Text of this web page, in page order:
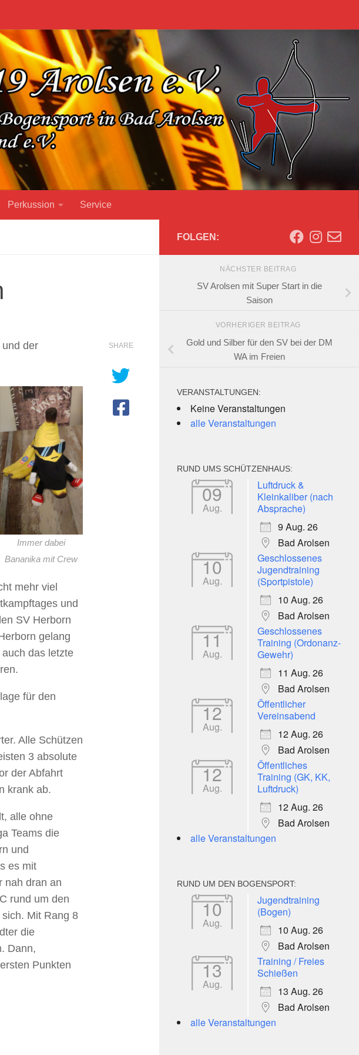
Perkussion Service
der
Immer dabei
Bananika mit Crew
mehr viel
und
SV Herborn
gelang
das letzte
für den
Alle Schützen
3 absolute
der Abfahrt
krank ab.
alle ohne
Teams die
und
es mit
nah dran an
rund um den
Mit Rang 8
die
Dann,
Punkten
SHARE
FOLGEN:
NÄCHSTER BEITRAG
SV Arolsen mit Super Start in die
Saison
VORHERIGER BEITRAG
Gold und Silber für den SV bei der DM
WA im Freien
VERANSTALTUNGEN:
Keine Veranstaltungen
alle Veranstaltungen
RUND UMS SCHÜTZENHAUS:
09
Aug.
Luftdruck &
Kleinkaliber (nach
Absprache)
9 Aug. 26
Bad Arolsen
10
Aug.
Geschlossenes
Jugendtraining
(Sportpistole)
10 Aug. 26
Bad Arolsen
11
Aug.
Geschlossenes
Training (Ordonanz-
Gewehr)
11 Aug. 26
Bad Arolsen
12
Aug.
Öffentlicher
Vereinsabend
12 Aug. 26
Bad Arolsen
12
Aug.
Öffentliches
Training (GK, KK,
Luftdruck)
12 Aug. 26
Bad Arolsen
alle Veranstaltungen
RUND UM DEN BOGENSPORT:
10
Aug.
Jugendtraining
(Bogen)
10 Aug. 26
Bad Arolsen
13
Aug.
Training / Freies
Schießen
13 Aug. 26
Bad Arolsen
alle Veranstaltungen